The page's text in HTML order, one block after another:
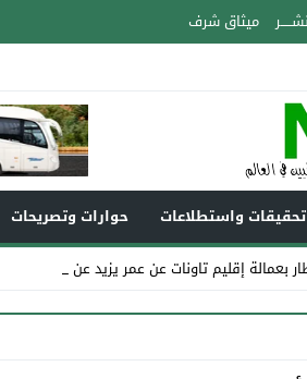
ميثاق شرف
تحقيقات واستطلاعات حوارات وتصريحات
إقليم تاونات عن عمر يزيد عن 110سنة في _